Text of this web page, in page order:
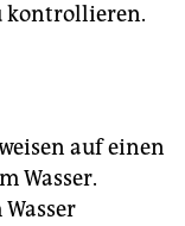
kontrollieren.
auf einen
Wasser.